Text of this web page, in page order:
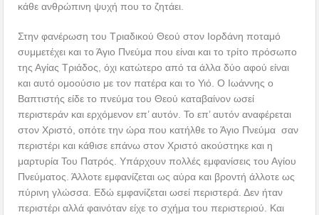
κάθε ανθρώπινη ψυχή που το ζητάει.
Στην φανέρωση του Τριαδικού Θεού στον Ιορδάνη ποταμό
συμμετέχει και το Άγιο Πνεύμα που είναι και το τρίτο πρόσωπο
της Αγίας Τριάδος, όχι κατώτερο από τα άλλα δύο αφού είναι
και αυτό ομοούσιο με τον πατέρα και το Υιό. Ο Ιωάννης ο
Βαπτιστής είδε το πνεύμα του Θεού καταβαίνον ωσεί
περιστεράν και ερχόμενον επ’ αυτόν. Το επ’ αυτόν αναφέρεται
στον Χριστό, οπότε την ώρα που κατήλθε το Άγιο Πνεύμα σαν
περιστέρι και κάθισε επάνω στον Χριστό ακούστηκε και η
μαρτυρία Του Πατρός. Υπάρχουν πολλές εμφανίσεις του Αγίου
Πνεύματος. Άλλοτε εμφανίζεται ως αύρα και βροντή άλλοτε ως
πύρινη γλώσσα. Εδώ εμφανίζεται ωσεί περιστερά. Δεν ήταν
περιστέρι αλλά φαινόταν είχε το σχήμα του περιστεριού. Και